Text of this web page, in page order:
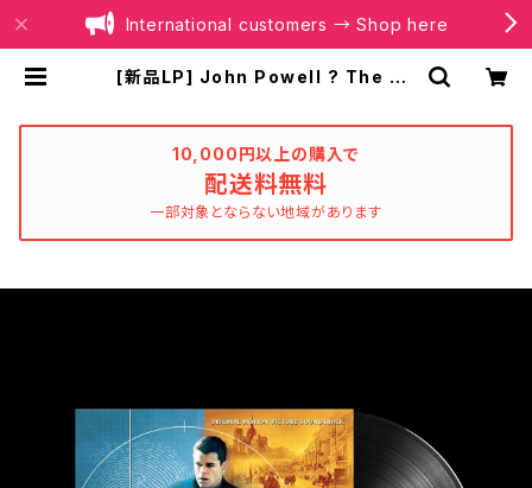
International customers → Shop here
[新品LP] John Powell ? The Bo
RECORDS®
10,000円以上の購入で
配送料無料
一部対象とならない地域があります